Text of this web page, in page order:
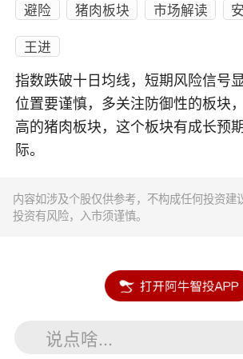
避险 猪肉板块 市场解读
王进
指数跌破十日均线，短期风险信号
位置要谨慎，多关注防御性的板块
高的猪肉板块，这个板块有成长预
际。
内容如涉及个股仅供参考，不构成任何投资建
投资有风险，入市须谨慎。
说点啥...